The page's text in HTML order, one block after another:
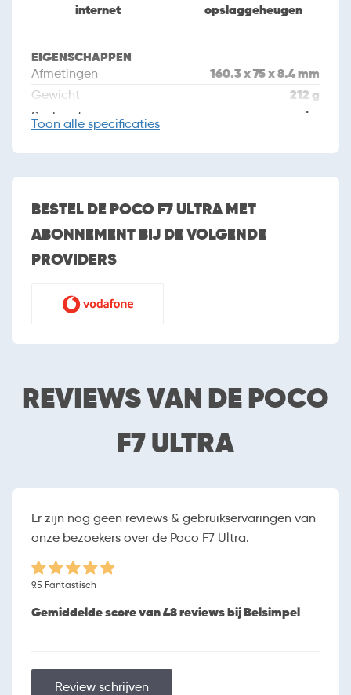
internet
opslaggeheugen
EIGENSCHAPPEN
Afmetingen 160.3 x 75 x 8.4 mm
Gewicht 212 g
Simkaart nano sim
Camera
Aantal camera's
3 (triple camera)
Cameraresolutie
Flitser
SOFTWARE
Versie besturingssysteem
SCHERM
Schermafmetingen
Resolutie
Schermtype AMOLED
Orientatiesensor
Toon alle specificaties
BESTEL DE POCO F7 ULTRA MET
ABONNEMENT BIJ DE VOLGENDE
PROVIDERS
REVIEWS VAN DE POCO
F7 ULTRA
Er zijn nog geen reviews & gebruikservaringen van
onze bezoekers over de Poco F7 Ultra.
9.5 Fantastisch
Gemiddelde score van 48 reviews bij Belsimpel
Review schrijven